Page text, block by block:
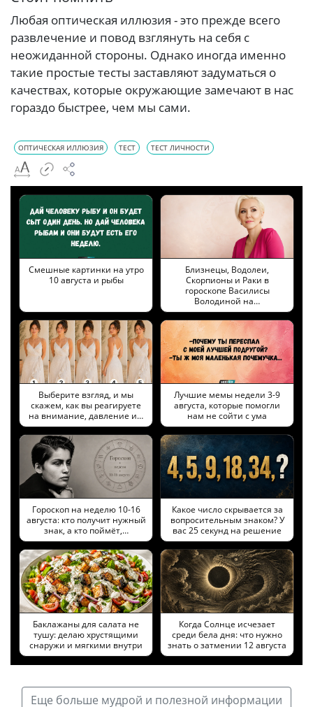
Любая оптическая иллюзия - это прежде всего
развлечение и повод взглянуть на себя с
неожиданной стороны. Однако иногда именно
такие простые тесты заставляют задуматься о
качествах, которые окружающие замечают в нас
гораздо быстрее, чем мы сами.
ОПТИЧЕСКАЯ ИЛЛЮЗИЯ ТЕСТ ТЕСТ ЛИЧНОСТИ
Смешные картинки на утро
10 августа и рыбы
Близнецы, Водолеи,
Скорпионы и Раки в
гороскопе Василисы
Володиной на…
Выберите взгляд, и мы
скажем, как вы реагируете
на внимание, давление и…
Лучшие мемы недели 3-9
августа, которые помогли
нам не сойти с ума
Гороскоп на неделю 10-16
августа: кто получит нужный
знак, а кто поймёт,…
Какое число скрывается за
вопросительным знаком? У
вас 25 секунд на решение
Баклажаны для салата не
тушу: делаю хрустящими
снаружи и мягкими внутри
Когда Солнце исчезает
среди бела дня: что нужно
знать о затмении 12 августа
Еще больше мудрой и полезной информации